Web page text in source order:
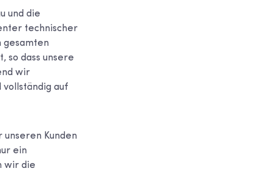
und die
technischer
gesamten
so dass unsere
wir
vollständig auf
Kunden
ein
wir die